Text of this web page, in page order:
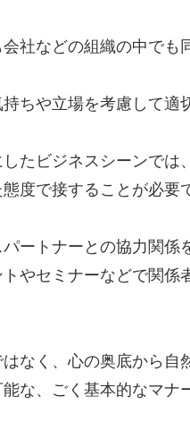
社などの組織の中でも
ちや立場を考慮して適
たビジネスシーンで
度で接することが必要
ートナーとの協力関
やセミナーなどで関
なく、心の奥底から
な、ごく基本的なマナ